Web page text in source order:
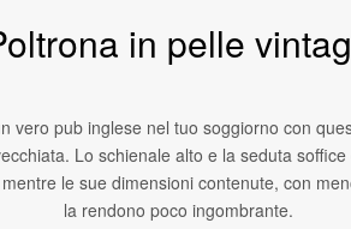
in pelle
vero pub inglese nel tuo soggiorno con
Lo schienale alto e la seduta
le sue dimensioni contenute, con
la rendono poco ingombrante.